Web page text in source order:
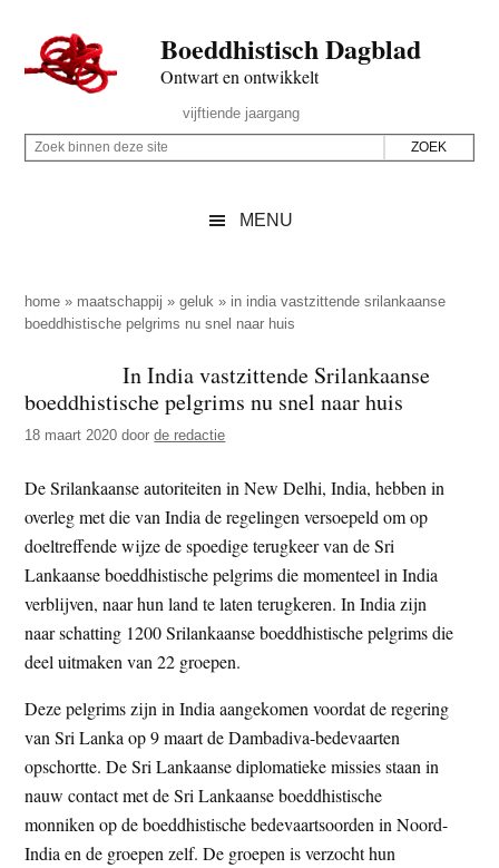
naar
de
inhoud
secondary
naar
de
sidebar
naar
de
Boeddhistisch Dagblad
Ontwart en ontwikkelt
Rechts
vijftiende jaargang
Z
p
d
z
e
i
t
e
Z
i
n
n
d
z
e
s
i
t
e
MENU
home » maatschappij »geluk » in india vastzittende srilankaanse
boeddhistische pelgrims nu snel naar huis
In India vastzittende Srilankaanse
boeddhistische pelgrims nu snel naar huis
18 maart 2020 doorde redactie
De Srilankaanse autoriteiten in New Delhi, India, hebben in
overleg met die van India de regelingen versoepeld om op
doeltreffende wijze de spoedige terugkeer van de Sri
Lankaanse boeddhistische pelgrims die momenteel in India
verblijven, naar hun land te laten terugkeren. In India zijn
naar schatting 1200 Srilankaanse boeddhistische pelgrims die
deel uitmaken van 22 groepen.
Deze pelgrims zijn in India aangekomen voordat de regering
van Sri Lanka op 9 maart de Dambadiva-bedevaarten
opschortte. De Sri Lankaanse diplomatieke missies staan in
nauw contact met de Sri Lankaanse boeddhistische
monniken op de boeddhistische bedevaartsoorden in Noord-
India en de groepen zelf. De groepen is verzocht hun